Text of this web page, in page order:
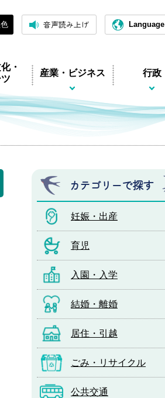
音声読み上げ Language
・
産業・ビジネス 行政
カテゴリーで探す
妊娠・出産
育児
入園・入学
結婚・離婚
居住・引越
ごみ・リサイクル
公共交通